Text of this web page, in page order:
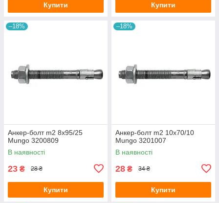
Купити Купити
–18%
Анкер-болт m2 8х95/25
Mungo 3200809
В наявності
23 ₴ 28 ₴
Купити
–18%
Анкер-болт m2 10х70/10
Mungo 3201007
В наявності
28 ₴ 34 ₴
Купити